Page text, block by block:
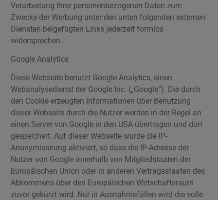
Verarbeitung Ihrer personenbezogenen Daten zum
Zwecke der Werbung unter den unten folgenden externen
Diensten beigefügten Links jederzeit formlos
widersprechen.
Google Analytics
Diese Webseite benutzt Google Analytics, einen
Webanalysedienst der Google Inc. („Google“). Die durch
den Cookie erzeugten Informationen über Benutzung
dieser Webseite durch die Nutzer werden in der Regel an
einen Server von Google in den USA übertragen und dort
gespeichert. Auf dieser Webseite wurde die IP-
Anonymisierung aktiviert, so dass die IP-Adresse der
Nutzer von Google innerhalb von Mitgliedstaaten der
Europäischen Union oder in anderen Vertragsstaaten des
Abkommens über den Europäischen Wirtschaftsraum
zuvor gekürzt wird. Nur in Ausnahmefällen wird die volle